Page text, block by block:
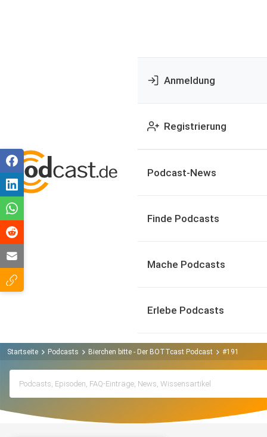
Anmeldung
Registrierung
Podcast-News
Finde Podcasts
Mache Podcasts
Erlebe Podcasts
Startseite Podcasts Bierchen bitte - Der BOTTcast Podcast #191 Aus